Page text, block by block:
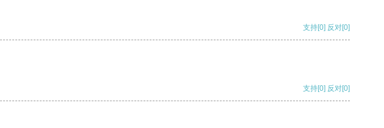
支持[0] 反对[0]
支持[0] 反对[0]